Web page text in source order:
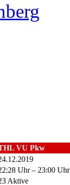
VU Pkw
Uhr – 23:00 Uhr
Aktive